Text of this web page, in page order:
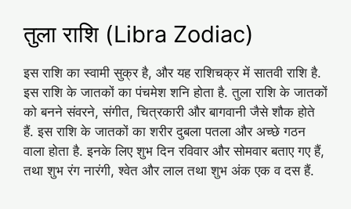
तुला राशि (Libra Zodiac)
इस राशि का स्वामी सुक्र है, और यह राशिचक्र में सातवी राशि है.
इस राशि के जातकों का पंचमेश शनि होता है. तुला राशि के जातकों
को बनने संवरने, संगीत, चित्रकारी और बागवानी जैसे शौक होते
हैं. इस राशि के जातकों का शरीर दुबला पतला और अच्‍छे गठन
वाला होता है. इनके लिए शुभ दिन रविवार और सोमवार बताए गए हैं,
तथा शुभ रंग नारंगी, श्‍वेत और लाल तथा शुभ अंक एक व दस हैं.